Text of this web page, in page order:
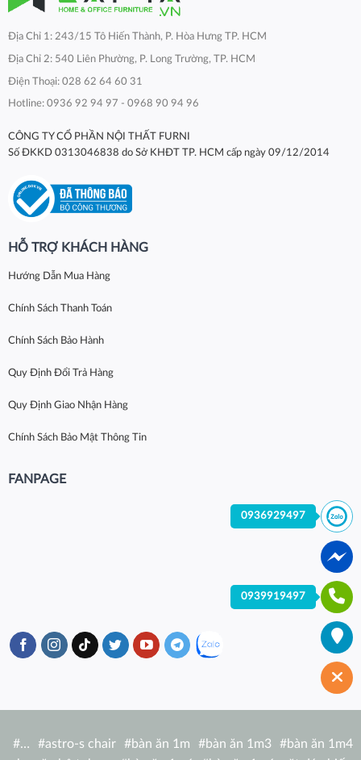
Địa Chỉ 1: 243/15 Tô Hiến Thành, P. Hòa Hưng TP. HCM
Địa Chỉ 2: 540 Liên Phường, P. Long Trường, TP. HCM
Điện Thoại: 028 62 64 60 31
Hotline: 0936 92 94 97 - 0968 90 94 96
CÔNG TY CỔ PHẦN NỘI THẤT FURNI
Số ĐKKD 0313046838 do Sở KHĐT TP. HCM cấp ngày 09/12/2014
HỖ TRỢ KHÁCH HÀNG
Hướng Dẫn Mua Hàng
Chính Sách Thanh Toán
Chính Sách Bảo Hành
Quy Định Đổi Trả Hàng
Quy Định Giao Nhận Hàng
Chính Sách Bảo Mật Thông Tin
FANPAGE
#… #astro-s chair #bàn ăn 1m #bàn ăn 1m3 #bàn ăn 1m4
0936929497
0939919497